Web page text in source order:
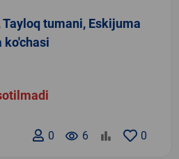
tumani, Eskijuma
ko'chasi
0
remove_red_eye 6
0